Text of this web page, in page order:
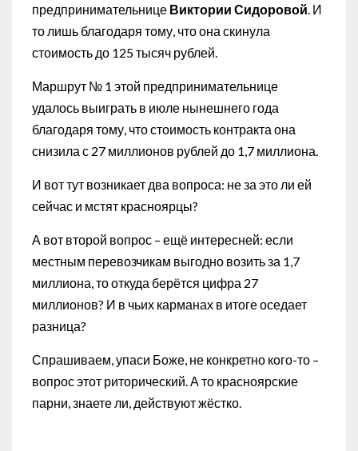
предпринимательнице Виктории Сидоровой. И
то лишь благодаря тому, что она скинула
стоимость до 125 тысяч рублей.
Маршрут № 1 этой предпринимательнице
удалось выиграть в июле нынешнего года
благодаря тому, что стоимость контракта она
снизила с 27 миллионов рублей до 1,7 миллиона.
И вот тут возникает два вопроса: не за это ли ей
сейчас и мстят красноярцы?
А вот второй вопрос – ещё интересней: если
местным перевозчикам выгодно возить за 1,7
миллиона, то откуда берётся цифра 27
миллионов? И в чьих карманах в итоге оседает
разница?
Спрашиваем, упаси Боже, не конкретно кого-то –
вопрос этот риторический. А то красноярские
парни, знаете ли, действуют жёстко.